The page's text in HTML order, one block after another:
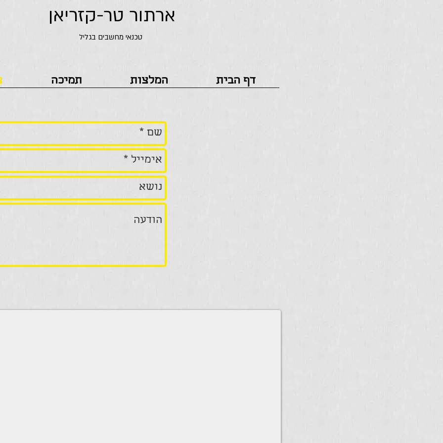
ארתור טר-קזריאן
טכנאי מחשבים בגליל
תמיכה המלצות דף הבית